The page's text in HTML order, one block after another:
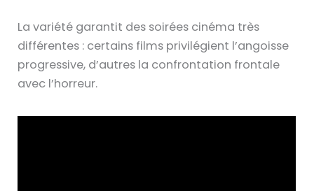
La variété garantit des soirées cinéma très
différentes : certains films privilégient l’angoisse
progressive, d’autres la confrontation frontale
avec l’horreur.